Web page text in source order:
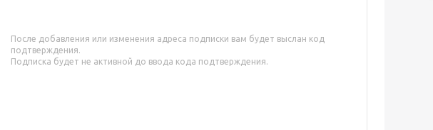
После добавления или изменения адреса подписки вам будет выслан код
подтверждения.
Подписка будет не активной до ввода кода подтверждения.